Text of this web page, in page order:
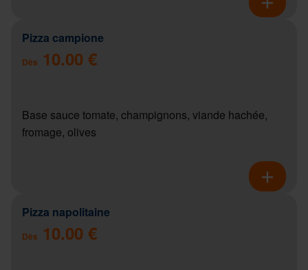
Pizza campione
Dès 10.00 €
Base sauce tomate, champignons, viande hachée,
fromage, olives
Pizza napolitaine
Dès 10.00 €